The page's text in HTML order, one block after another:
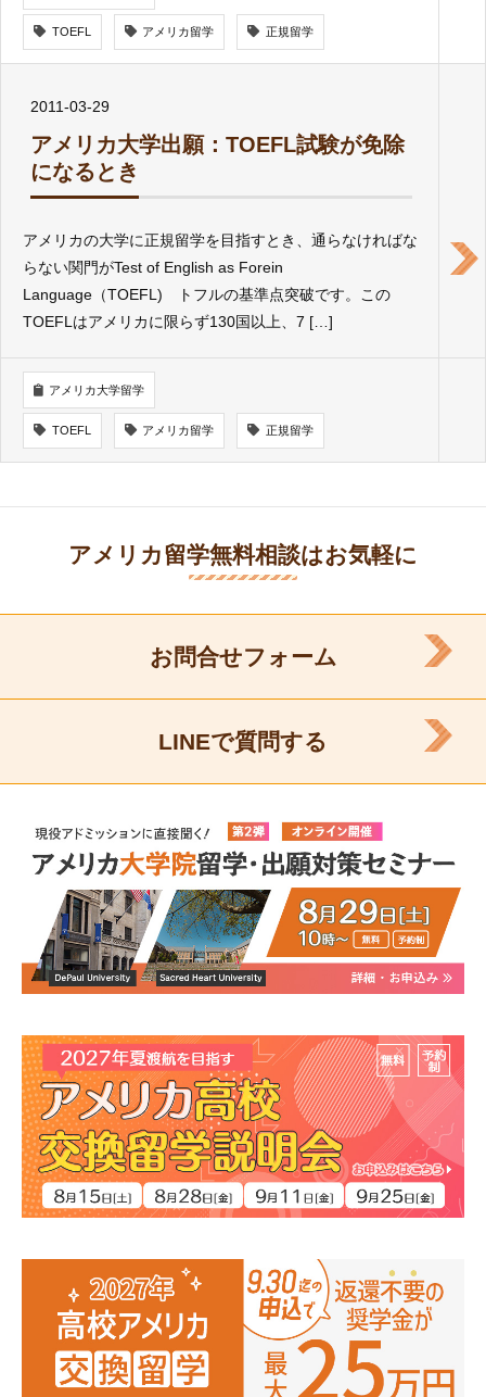
TOEFL アメリカ留学 正規留学
2011-03-29
アメリカ大学出願：TOEFL試験が免除
になるとき
アメリカの大学に正規留学を目指すとき、通らなければな
らない関門がTest of English as Forein
Language（TOEFL) トフルの基準点突破です。この
TOEFLはアメリカに限らず130国以上、7 […]
アメリカ大学留学
TOEFL アメリカ留学 正規留学
アメリカ留学無料相談はお気軽に
お問合せフォーム
LINEで質問する